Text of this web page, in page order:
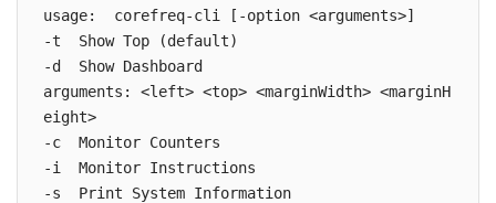
usage:  corefreq-cli [-option <arguments>]
-t  Show Top (default)
-d  Show Dashboard
arguments: <left> <top> <marginWidth> <marginH
eight>
-c  Monitor Counters
-i  Monitor Instructions
-s  Print System Information